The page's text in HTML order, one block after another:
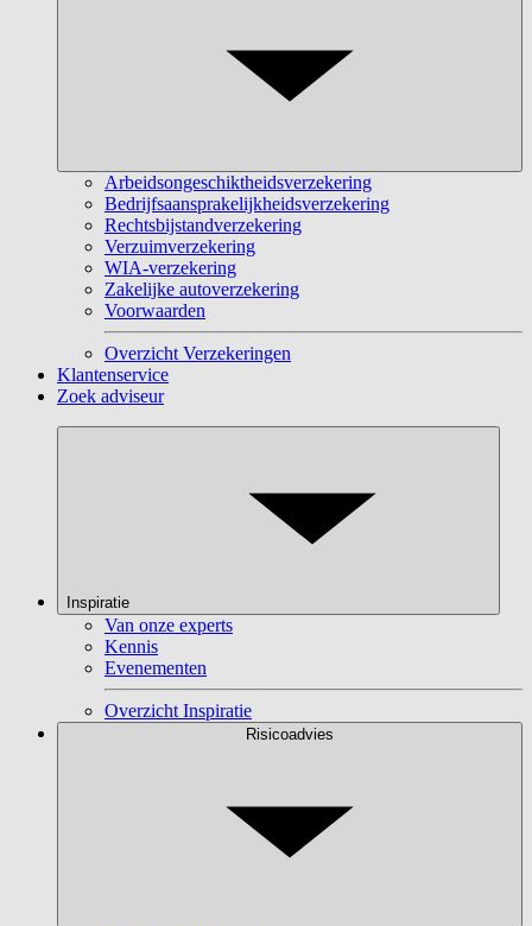
Arbeidsongeschiktheidsverzekering
Bedrijfsaansprakelijkheidsverzekering
Rechtsbijstandverzekering
Verzuimverzekering
WIA-verzekering
Zakelijke autoverzekering
Voorwaarden
Overzicht Verzekeringen
Klantenservice
Zoek adviseur
Inspiratie
Van onze experts
Kennis
Evenementen
Overzicht Inspiratie
Risicoadvies